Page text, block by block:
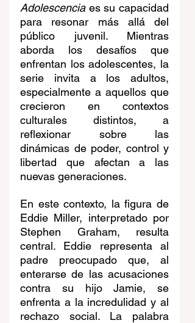
Adolescencia es su capacidad
para resonar más allá del
público juvenil. Mientras
aborda los desafíos que
enfrentan los adolescentes, la
serie invita a los adultos,
especialmente a aquellos que
crecieron en contextos
culturales distintos, a
reflexionar sobre las
dinámicas de poder, control y
libertad que afectan a las
nuevas generaciones.
En este contexto, la figura de
Eddie Miller, interpretado por
Stephen Graham, resulta
central. Eddie representa al
padre preocupado que, al
enterarse de las acusaciones
contra su hijo Jamie, se
enfrenta a la incredulidad y al
rechazo social. La palabra